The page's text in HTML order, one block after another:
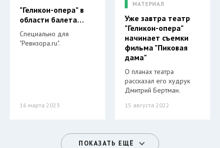
"Геликон-опера" в
области балета…
Специально для
"Ревизора.ru".
16 марта 2023
МАТЕРИАЛ
Уже завтра театр
"Геликон-опера"
начинает съемки
фильма "Пиковая
дама"
О планах театра
рассказал его худрук
Дмитрий Бертман.
15 августа 2022
ПОКАЗАТЬ ЕЩЁ